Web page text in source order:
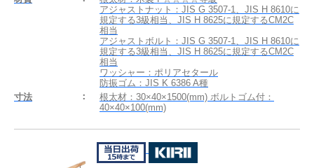
アジャストナット：JIS G 3507-1、JIS H 8610に
規定する3級相当、JIS H 8625に規定するCM2C
相当
アジャストボルト：JIS G 3507-1、JIS H 8610に
規定する3級相当、JIS H 8625に規定するCM2C
相当
ワッシャー：ポリアセタール
防振ゴム：JIS K 6386 A種
寸法
根太材：30×40×1500(mm) ボルトゴム付：
40×40×100(mm)